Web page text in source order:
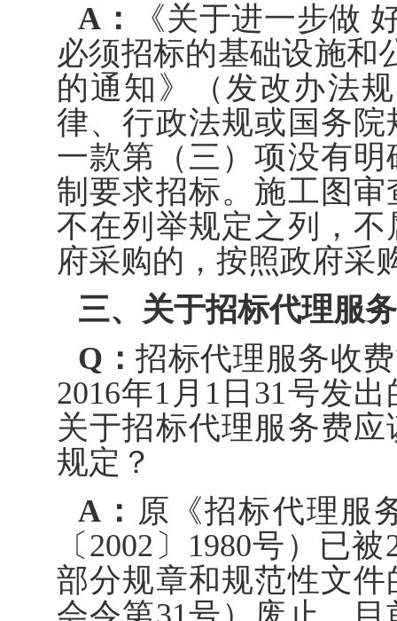
A：
《关于进一步做
必须招标的基础设施和
的通知》（发改办法
律、行政法规或国务
一款第（三）项没有
制要求招标。施工图
不在列举规定之列，
府采购的，按照政府采
三、关于招标代理服
Q：招标代理服务收
2016年1月1日31号发
关于招标代理服务费
规定？
A： 原《招标代理服
〔2002〕1980号）已
部分规章和规范性文